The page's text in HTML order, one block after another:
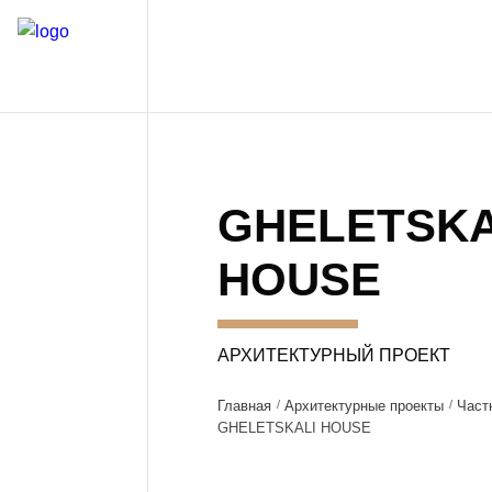
HOUSE
АРХИТЕКТУРНЫЙ ПРОЕКТ
Главная Архитектурные проекты
GHELETSKALI HOUSE